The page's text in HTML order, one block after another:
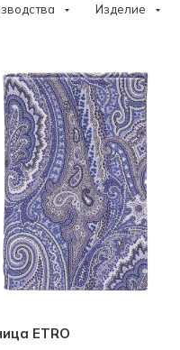
Изделие
ETRO